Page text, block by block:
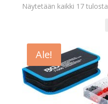
Näytetään kaikki 17 tulosta
Ale!